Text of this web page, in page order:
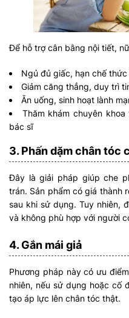
Để hỗ trợ cân bằng nội tiết,
Ngủ đủ giấc, hạn chế thức
Giảm căng thẳng, duy trì
Ăn uống, sinh hoạt lành
Thăm khám chuyên
bác sĩ
3. Phấn dặm chân tóc
Đây là giải pháp giúp che
trán. Sản phẩm có giá thành
sau khi sử dụng. Tuy nhiên,
và không phù hợp với người
4. Gắn mái giả
Phương pháp này có ưu
nhiên, nếu sử dụng hoặc cố
tạo áp lực lên chân tóc thật.